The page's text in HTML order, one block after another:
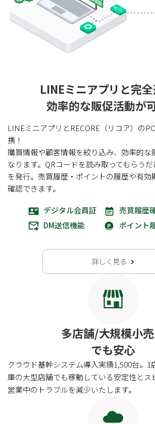
LINEミニアプリと完全
効率的な販促活動が
LINEミニアプリとRECORE（リコア）の
携！
購買情報や顧客情報を絞り込み、効率的な
なります。QRコードを読み取ってもらう
を発行。売買履歴・ポイントの履歴や有効
確認できます。
デジタル会員証
売買履歴
DM送信機能
ポイント
詳しく見る
多店舗/大規模小
でも安心
クラウド基幹システム導入実績1,500台。1
庫の大型店舗でも稼動している安定性とス
営業中のトラブルを減少いたします。